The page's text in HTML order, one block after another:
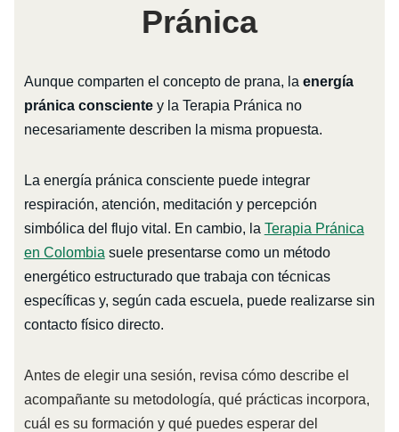
Pránica
Aunque comparten el concepto de prana, la energía
pránica conscientey la Terapia Pránica no
necesariamente describen la misma propuesta.
La energía pránica consciente puede integrar
respiración, atención, meditación y percepción
simbólica del flujo vital. En cambio, la Terapia Pránica
en Colombia suele presentarse como un método
energético estructurado que trabaja con técnicas
específicas y, según cada escuela, puede realizarse sin
contacto físico directo.
Antes de elegir una sesión, revisa cómo describe el
acompañante su metodología, qué prácticas incorpora,
cuál es su formación y qué puedes esperar del